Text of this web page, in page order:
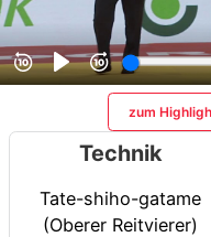
zum
Technik
Tate-shiho-gatame
(Oberer Reitvierer)